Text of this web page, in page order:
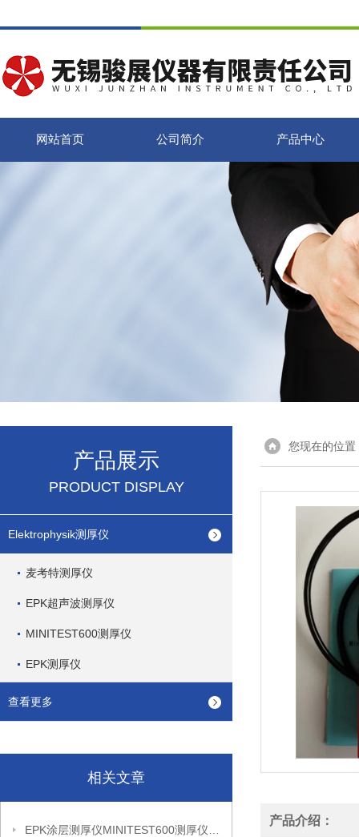
网站首页 公司简介 产品中心
产品展示
PRODUCT DISPLAY
Elektrophysik测厚仪
麦考特测厚仪
EPK超声波测厚仪
MINITEST600测厚仪
EPK测厚仪
查看更多
相关文章
您现在的位置
产品介绍：